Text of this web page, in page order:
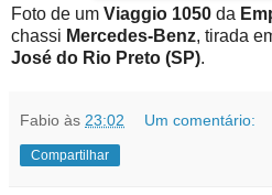
Foto de um Viaggio 1050 da
chassi Mercedes-Benz, tirada
José do Rio Preto (SP).
Fabio às 23:02 Um comentário:
Compartilhar